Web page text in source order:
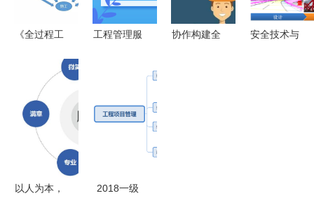
发领域深度
剖析
剖析
《全过程工
管理标准》
12月15日
起施行 重
塑工程管理
服务新格局
工程管理服
协作构建全
安全技术与
以人为本，
2018一级